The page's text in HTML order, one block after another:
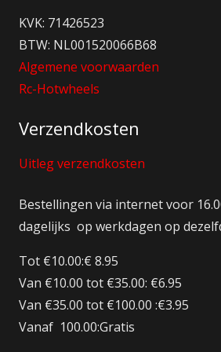
KVK: 71426523
BTW: NL001520066B68
Algemene voorwaarden
Rc-Hotwheels
Verzendkosten
Uitleg verzendkosten
Bestellingen via internet voor
dagelijks op werkdagen op
Tot €10.00:€ 8.95
Van €10.00 tot €35.00: €6.95
Van €35.00 tot €100.00 :€3.95
Vanaf 100.00:Gratis